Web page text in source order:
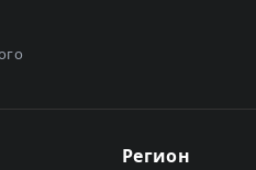
Регион